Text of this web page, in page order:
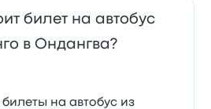
билет на автобус
в Ондангва?
на автобус из